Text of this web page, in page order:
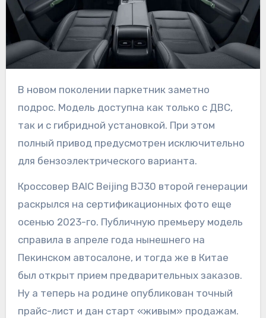
В новом поколении паркетник заметно
подрос. Модель доступна как только с ДВС,
так и с гибридной установкой. При этом
полный привод предусмотрен исключительно
для бензоэлектрического варианта.
Кроссовер BAIC Beijing BJ30 второй генерации
раскрылся на сертификационных фото еще
осенью 2023-го. Публичную премьеру модель
справила в апреле года нынешнего на
Пекинском автосалоне, и тогда же в Китае
был открыт прием предварительных заказов.
Ну а теперь на родине опубликован точный
прайс-лист и дан старт «живым» продажам.